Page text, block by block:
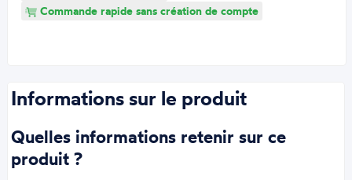
Commande rapide sans création de compte
Informations sur le produit
Quelles informations retenir sur ce
produit ?